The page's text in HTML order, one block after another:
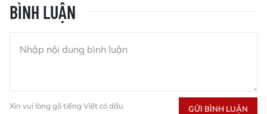
BÌNH LUẬN
Xin vui lòng gõ tiếng Việt có dấu GỬI BÌNH LUẬN